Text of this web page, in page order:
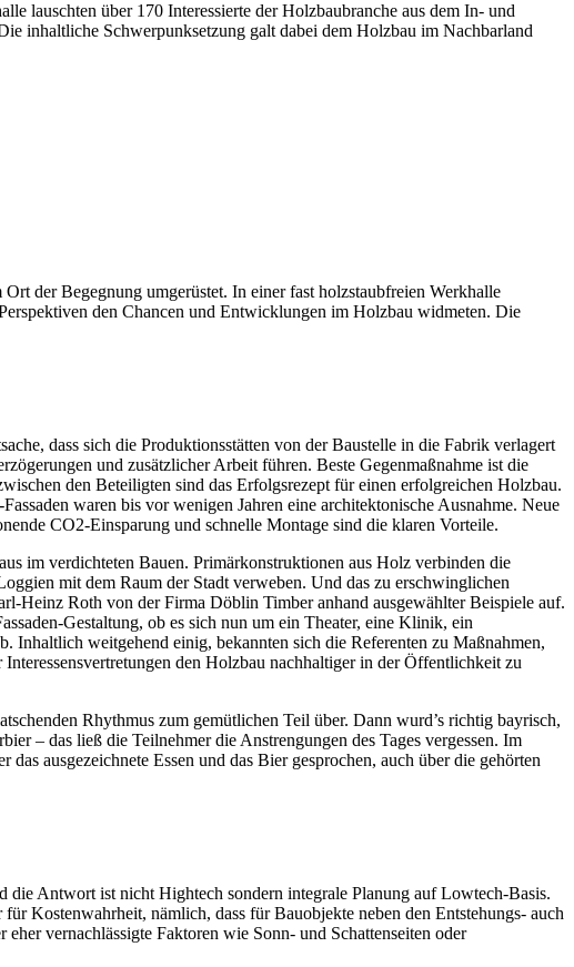
lauschten über 170 Interessierte der Holzbaubranche aus dem In- und
inhaltliche Schwerpunksetzung galt dabei dem Holzbau im Nachbarland
der Begegnung umgerüstet. In einer fast holzstaubfreien Werkhalle
den Chancen und Entwicklungen im Holzbau widmeten. Die
dass sich die Produktionsstätten von der Baustelle in die Fabrik verlagert
und zusätzlicher Arbeit führen. Beste Gegenmaßnahme ist die
den Beteiligten sind das Erfolgsrezept für einen erfolgreichen Holzbau.
waren bis vor wenigen Jahren eine architektonische Ausnahme. Neue
CO2-Einsparung und schnelle Montage sind die klaren Vorteile.
im verdichteten Bauen. Primärkonstruktionen aus Holz verbinden die
mit dem Raum der Stadt verweben. Und das zu erschwinglichen
Heinz Roth von der Firma Döblin Timber anhand ausgewählter Beispiele auf.
Gestaltung, ob es sich nun um ein Theater, eine Klinik, ein
Inhaltlich weitgehend einig, bekannten sich die Referenten zu Maßnahmen,
den Holzbau nachhaltiger in der Öffentlichkeit zu
Rhythmus zum gemütlichen Teil über. Dann wurd’s richtig bayrisch,
– das ließ die Teilnehmer die Anstrengungen des Tages vergessen. Im
ausgezeichnete Essen und das Bier gesprochen, auch über die gehörten
Antwort ist nicht Hightech sondern integrale Planung auf Lowtech-Basis.
Kostenwahrheit, nämlich, dass für Bauobjekte neben den Entstehungs- auch
vernachlässigte Faktoren wie Sonn- und Schattenseiten oder